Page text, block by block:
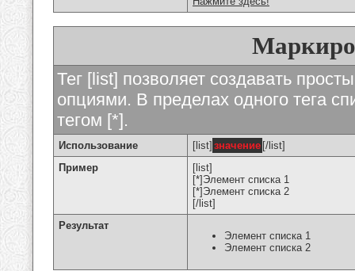
Тег [list] позволяет создавать
опциями. В пределах одного тега
тегом [*].
Использование [list] значение [/list]
Пример
[list]
[*]Элемент списка 1
[*]Элемент списка 2
[/list]
Результат
Элемент списка 1
Элемент списка 2